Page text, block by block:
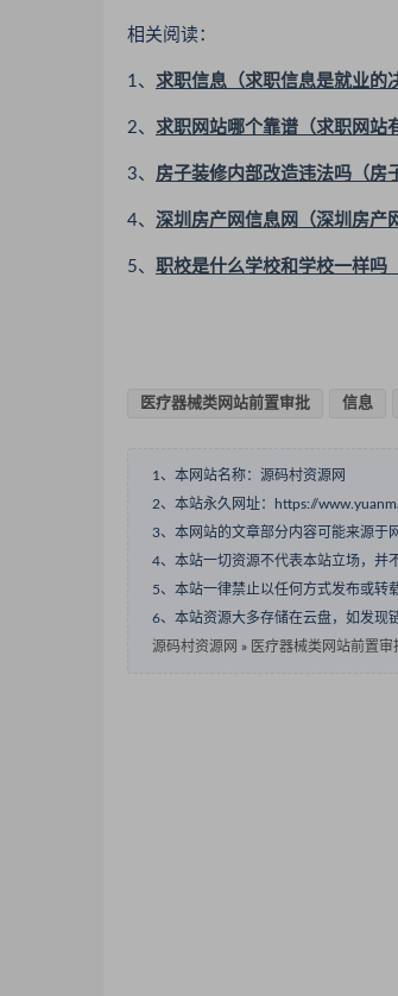
相关阅读：
1、 求职信息（求职信息是就业的
2、 求职网站哪个靠谱（求职网站
3、 房子装修内部改造违法吗（房
4、 深圳房产网信息网（深圳房产
5、 职校是什么学校和学校一样吗
医疗器械类网站前置审批 信息
1、本网站名称：源码村资源网
2、本站永久网址：https://
3、本网站的文章部分内容可能来源于
4、本站一切资源不代表本站立场，并
5、本站一律禁止以任何方式发布或转
6、本站资源大多存储在云盘，如发现
源码村资源网 » 医疗器械类网站前置